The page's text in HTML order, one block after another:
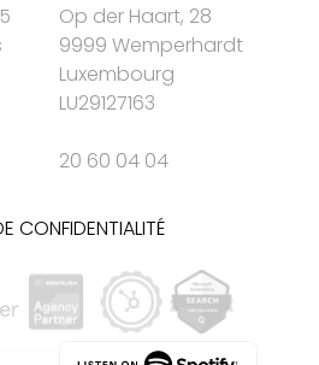
Op der Haart, 28
9999 Wemperhardt
Luxembourg
LU29127163
20 60 04 04
CONFIDENTIALITÉ